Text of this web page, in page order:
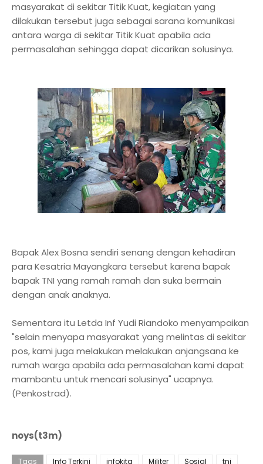
masyarakat di sekitar Titik Kuat, kegiatan yang
dilakukan tersebut juga sebagai sarana komunikasi
antara warga di sekitar Titik Kuat apabila ada
permasalahan sehingga dapat dicarikan solusinya.
Bapak Alex Bosna sendiri senang dengan kehadiran
para Kesatria Mayangkara tersebut karena bapak
bapak TNI yang ramah ramah dan suka bermain
dengan anak anaknya.
Sementara itu Letda Inf Yudi Riandoko menyampaikan
"selain menyapa masyarakat yang melintas di sekitar
pos, kami juga melakukan melakukan anjangsana ke
rumah warga apabila ada permasalahan kami dapat
mambantu untuk mencari solusinya" ucapnya.
(Penkostrad).
noys(t3m)
Tags Info Terkini infokita Militer Sosial tni